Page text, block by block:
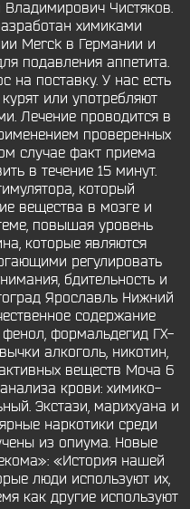
Чистяков.
химиками
Merck в Германии и
подавления аппетита.
на поставку. У нас есть
или употребляют
Лечение проводится в
проверенных
случае факт приема
в течение 15 минут.
который
вещества в мозге и
повышая уровень
которые являются
регулировать
бдительность и
Ярославль Нижний
содержание
фенол, формальдегид ГХ-
алкоголь, никотин,
веществ Моча 6
крови: химико-
Экстази, марихуана и
наркотики среди
из опиума. Новые
«История нашей
люди используют их,
как другие используют